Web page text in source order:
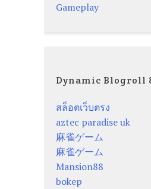
Gameplay
Dynamic Blogroll
สล็อตเว็บตรง
aztec paradise uk
麻雀ゲーム
麻雀ゲーム
Mansion88
bokep